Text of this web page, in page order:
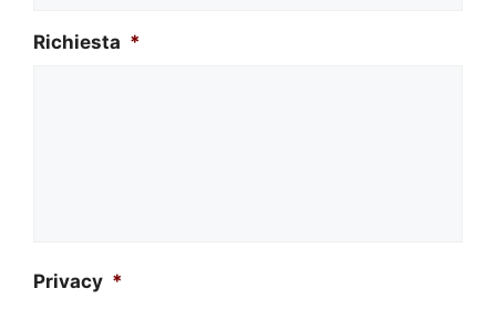
Richiesta *
Privacy *